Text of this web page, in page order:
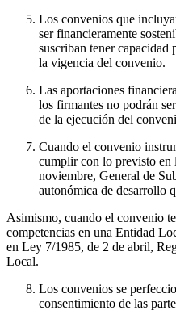
Los convenios que
ser financieramente
suscriban tener capacidad
la vigencia del convenio.
Las aportaciones
los firmantes no podrán
de la ejecución del
Cuando el convenio
cumplir con lo previsto en
noviembre, General de
autonómica de desarrollo
Asimismo, cuando el convenio
competencias en una Entidad
en Ley 7/1985, de 2 de abril,
Local.
Los convenios se
consentimiento de las